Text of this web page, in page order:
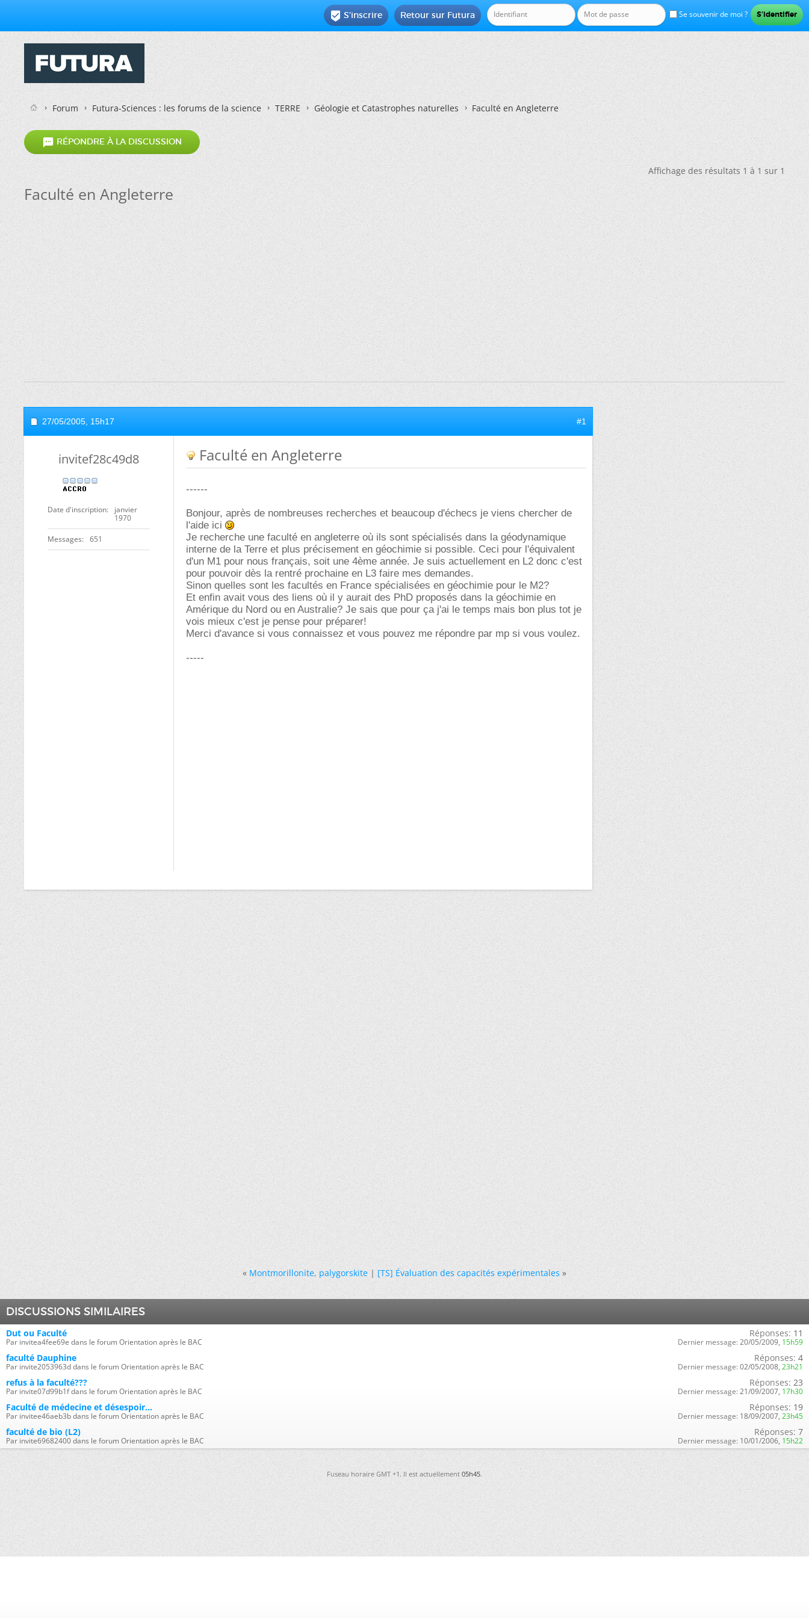
Se souvenir de moi ?
Retour sur Futura
 S'inscrire
Forum Futura-Sciences : les forums de la science TERRE Géologie et Catastrophes naturelles Faculté en Angleterre
 RÉPONDRE À LA DISCUSSION
Affichage des résultats 1 à 1 sur 1
Faculté en Angleterre
27/05/2005, 15h17 #1
invitef28c49d8
Date d'inscription
janvier
1970
Messages 651
Faculté en Angleterre
------
Bonjour, après de nombreuses recherches et beaucoup d'échecs je viens chercher de
l'aide ici
Je recherche une faculté en angleterre où ils sont spécialisés dans la géodynamique
interne de la Terre et plus précisement en géochimie si possible. Ceci pour l'équivalent
d'un M1 pour nous français, soit une 4ème année. Je suis actuellement en L2 donc c'est
pour pouvoir dès la rentré prochaine en L3 faire mes demandes.
Sinon quelles sont les facultés en France spécialisées en géochimie pour le M2?
Et enfin avait vous des liens où il y aurait des PhD proposés dans la géochimie en
Amérique du Nord ou en Australie? Je sais que pour ça j'ai le temps mais bon plus tot je
vois mieux c'est je pense pour préparer!
Merci d'avance si vous connaissez et vous pouvez me répondre par mp si vous voulez.
-----
« Montmorillonite, palygorskite|[TS] Évaluation des capacités expérimentales »
DISCUSSIONS SIMILAIRES
Dut ou Faculté
Par invitea4fee69e dans le forum Orientation après le BAC
Réponses: 11
Dernier message: 20/05/2009, 15h59
faculté Dauphine
Par invite2053963d dans le forum Orientation après le BAC
Réponses: 4
Dernier message: 02/05/2008, 23h21
refus à la faculté???
Par invite07d99b1f dans le forum Orientation après le BAC
Réponses: 23
Dernier message: 21/09/2007, 17h30
Faculté de médecine et désespoir...
Par invitee46aeb3b dans le forum Orientation après le BAC
Réponses: 19
Dernier message: 18/09/2007, 23h45
faculté de bio (L2)
Par invite69682400 dans le forum Orientation après le BAC
Réponses: 7
Dernier message: 10/01/2006, 15h22
Fuseau horaire GMT +1. Il est actuellement05h45.